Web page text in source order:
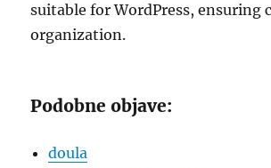
suitable for WordPress, ensuring
organization.
Podobne objave:
doula